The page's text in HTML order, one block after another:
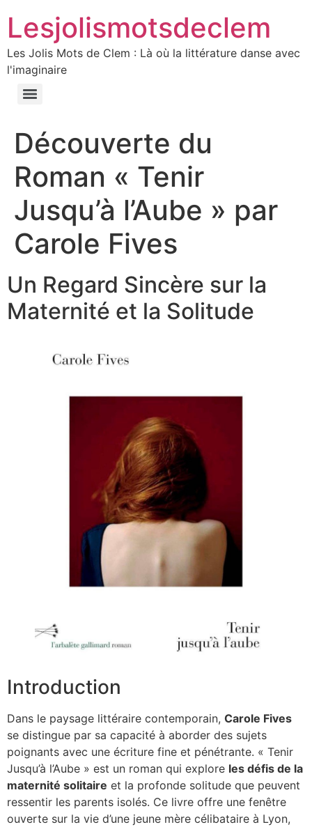
Lesjolismotsdeclem
Les Jolis Mots de Clem : Là où la littérature danse avec
l'imaginaire
Découverte du
Roman « Tenir
Jusqu’à l’Aube » par
Carole Fives
Un Regard Sincère sur la
Maternité et la Solitude
Introduction
Dans le paysage littéraire contemporain, Carole Fives
se distingue par sa capacité à aborder des sujets
poignants avec une écriture fine et pénétrante. « Tenir
Jusqu’à l’Aube » est un roman qui explore les défis de la
maternité solitaire et la profonde solitude que peuvent
ressentir les parents isolés. Ce livre offre une fenêtre
ouverte sur la vie d’une jeune mère célibataire à Lyon,